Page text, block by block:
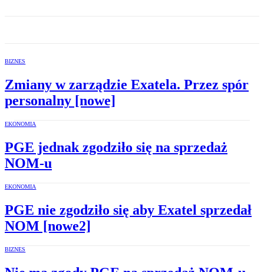
BIZNES
Zmiany w zarządzie Exatela. Przez spór
personalny [nowe]
EKONOMIA
PGE jednak zgodziło się na sprzedaż
NOM-u
EKONOMIA
PGE nie zgodziło się aby Exatel sprzedał
NOM [nowe2]
BIZNES